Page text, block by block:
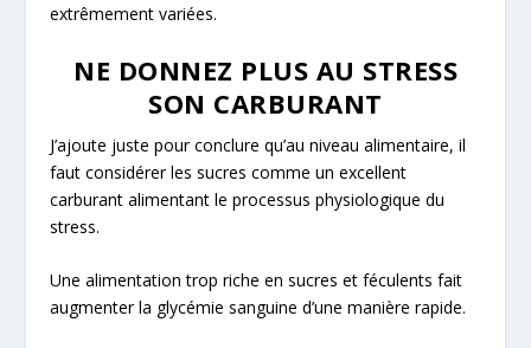
extrêmement variées.
NE DONNEZ PLUS AU STRESS
SON CARBURANT
J’ajoute juste pour conclure qu’au niveau alimentaire, il
faut considérer les sucres comme un excellent
carburant alimentant le processus physiologique du
stress.
Une alimentation trop riche en sucres et féculents fait
augmenter la glycémie sanguine d’une manière rapide.